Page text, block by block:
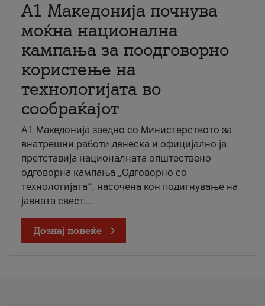
A1 Македонија почнува
моќна национална
кампања за поодговорно
користење на
технологијата во
сообраќајот
A1 Македонија заедно со Министерството за
внатрешни работи денеска и официјално ја
претставија националната општествено
одговорна кампања „Одговорно со
технологијата“, насочена кон подигнување на
јавната свест...
Дознај повеќе